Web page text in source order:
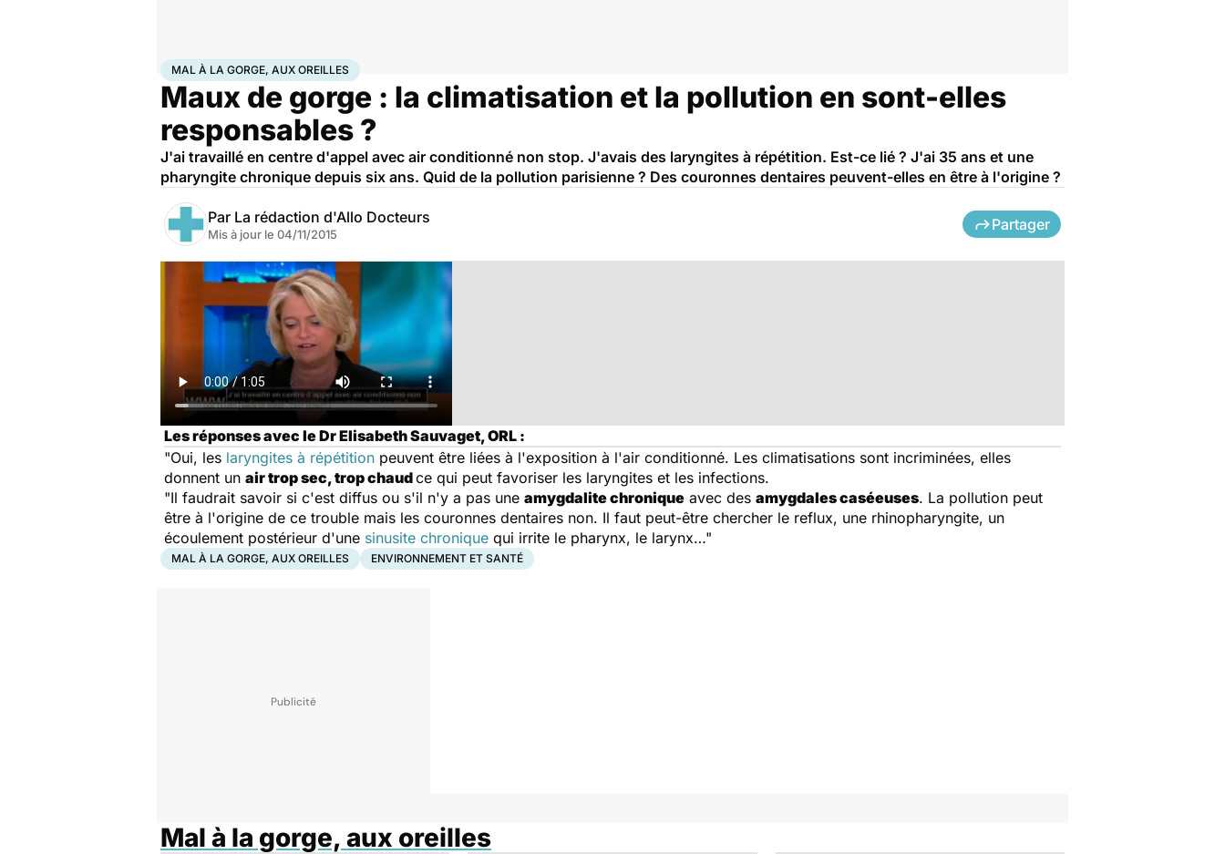
Accueil SantéBobos du quotidien Mal à la gorge, aux oreilles
MAL À LA GORGE, AUX OREILLES
Maux de gorge : la climatisation et la pollution en sont-elles
responsables ?
J'ai travaillé en centre d'appel avec air conditionné non stop. J'avais des laryngites à répétition. Est-ce lié ? J'ai 35 ans et une
pharyngite chronique depuis six ans. Quid de la pollution parisienne ? Des couronnes dentaires peuvent-elles en être à l'origine ?
Par La rédaction d'Allo Docteurs
Mis à jour le 04/11/2015
Partager
Les réponses avec le Dr Elisabeth Sauvaget, ORL :
"Oui, les laryngites à répétition peuvent être liées à l'exposition à l'air conditionné. Les climatisations sont incriminées, elles
donnent un air trop sec, trop chaudce qui peut favoriser les laryngites et les infections.
"Il faudrait savoir si c'est diffus ou s'il n'y a pas une amygdalite chronique avec des amygdales caséeuses. La pollution peut
être à l'origine de ce trouble mais les couronnes dentaires non. Il faut peut-être chercher le reflux, une rhinopharyngite, un
écoulement postérieur d'une sinusite chronique qui irrite le pharynx, le larynx…"
MAL À LA GORGE, AUX OREILLES ENVIRONNEMENT ET SANTÉ
Mal à la gorge, aux oreilles